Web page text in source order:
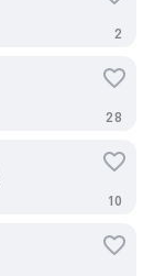
2
28
10